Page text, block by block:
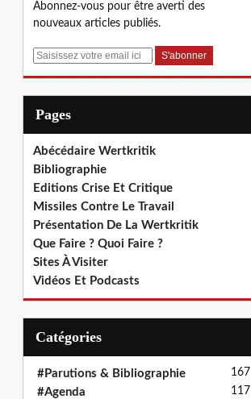
Abonnez-vous pour être averti des
nouveaux articles publiés.
E
Pages
Abécédaire Wertkritik
Bibliographie
Editions Crise Et Critique
Missiles Contre Le Travail
Présentation De La Wertkritik
Que Faire ? Quoi Faire ?
Sites À Visiter
Vidéos Et Podcasts
Catégories
#Parutions & Bibliographie 167
#Agenda 117